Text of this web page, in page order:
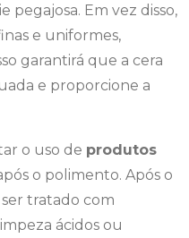
pegajosa. Em vez disso,
e uniformes,
garantirá que a cera
e proporcione a
o uso de produtos
o polimento. Após o
tratado com
ácidos ou